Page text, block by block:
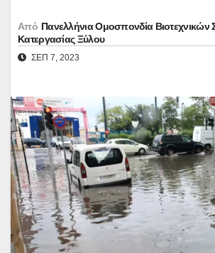
Από Πανελλήνια Ομοσπονδία Βιοτεχνικών
Κατεργασίας Ξύλου
ΣΕΠ 7, 2023